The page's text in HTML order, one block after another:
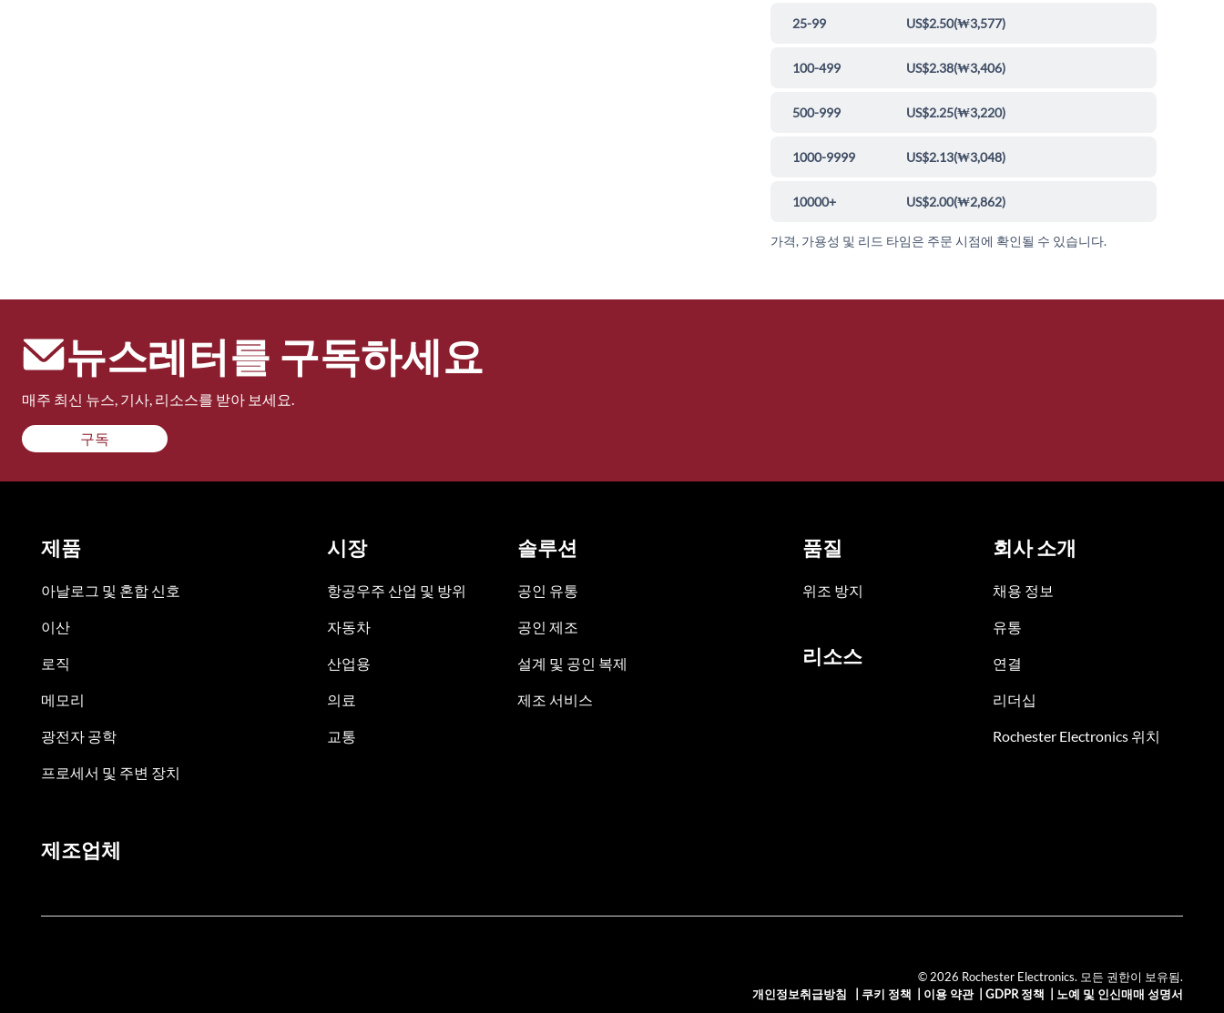
25-99 US$2.50(₩3,577)
100-499 US$2.38(₩3,406)
500-999 US$2.25(₩3,220)
1000-9999 US$2.13(₩3,048)
10000+ US$2.00(₩2,862)
가격, 가용성 및 리드 타임은 주문 시점에 확인될 수 있습니다.
뉴스레터를 구독하세요
매주 최신 뉴스, 기사, 리소스를 받아 보세요.
구독
제품
아날로그 및 혼합 신호
이산
로직
메모리
광전자 공학
프로세서 및 주변 장치
시장
항공우주 산업 및 방위
자동차
산업용
의료
교통
솔루션
공인 유통
공인 제조
설계 및 공인 복제
제조 서비스
품질
위조 방지
리소스
회사 소개
채용 정보
유통
연결
리더십
Rochester Electronics 위치
제조업체
© 2026 Rochester Electronics. 모든 권한이 보유됨.
개인정보취급방침
쿠키 정책 이용 약관| GDPR 정책 노예 및 인신매매 성명서